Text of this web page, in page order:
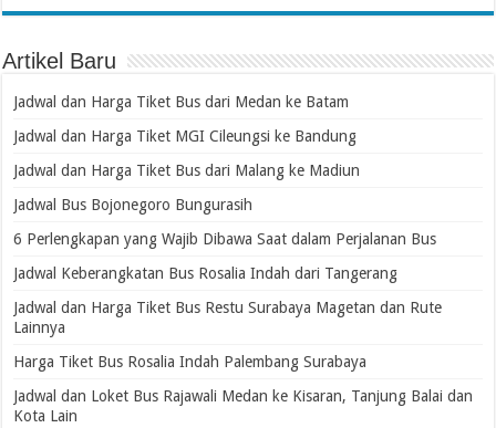
Artikel Baru
Jadwal dan Harga Tiket Bus dari Medan ke Batam
Jadwal dan Harga Tiket MGI Cileungsi ke Bandung
Jadwal dan Harga Tiket Bus dari Malang ke Madiun
Jadwal Bus Bojonegoro Bungurasih
6 Perlengkapan yang Wajib Dibawa Saat dalam Perjalanan Bus
Jadwal Keberangkatan Bus Rosalia Indah dari Tangerang
Jadwal dan Harga Tiket Bus Restu Surabaya Magetan dan Rute
Lainnya
Harga Tiket Bus Rosalia Indah Palembang Surabaya
Jadwal dan Loket Bus Rajawali Medan ke Kisaran, Tanjung Balai dan
Kota Lain